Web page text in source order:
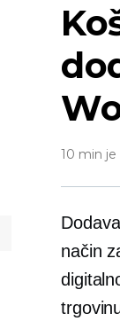
10 min
način